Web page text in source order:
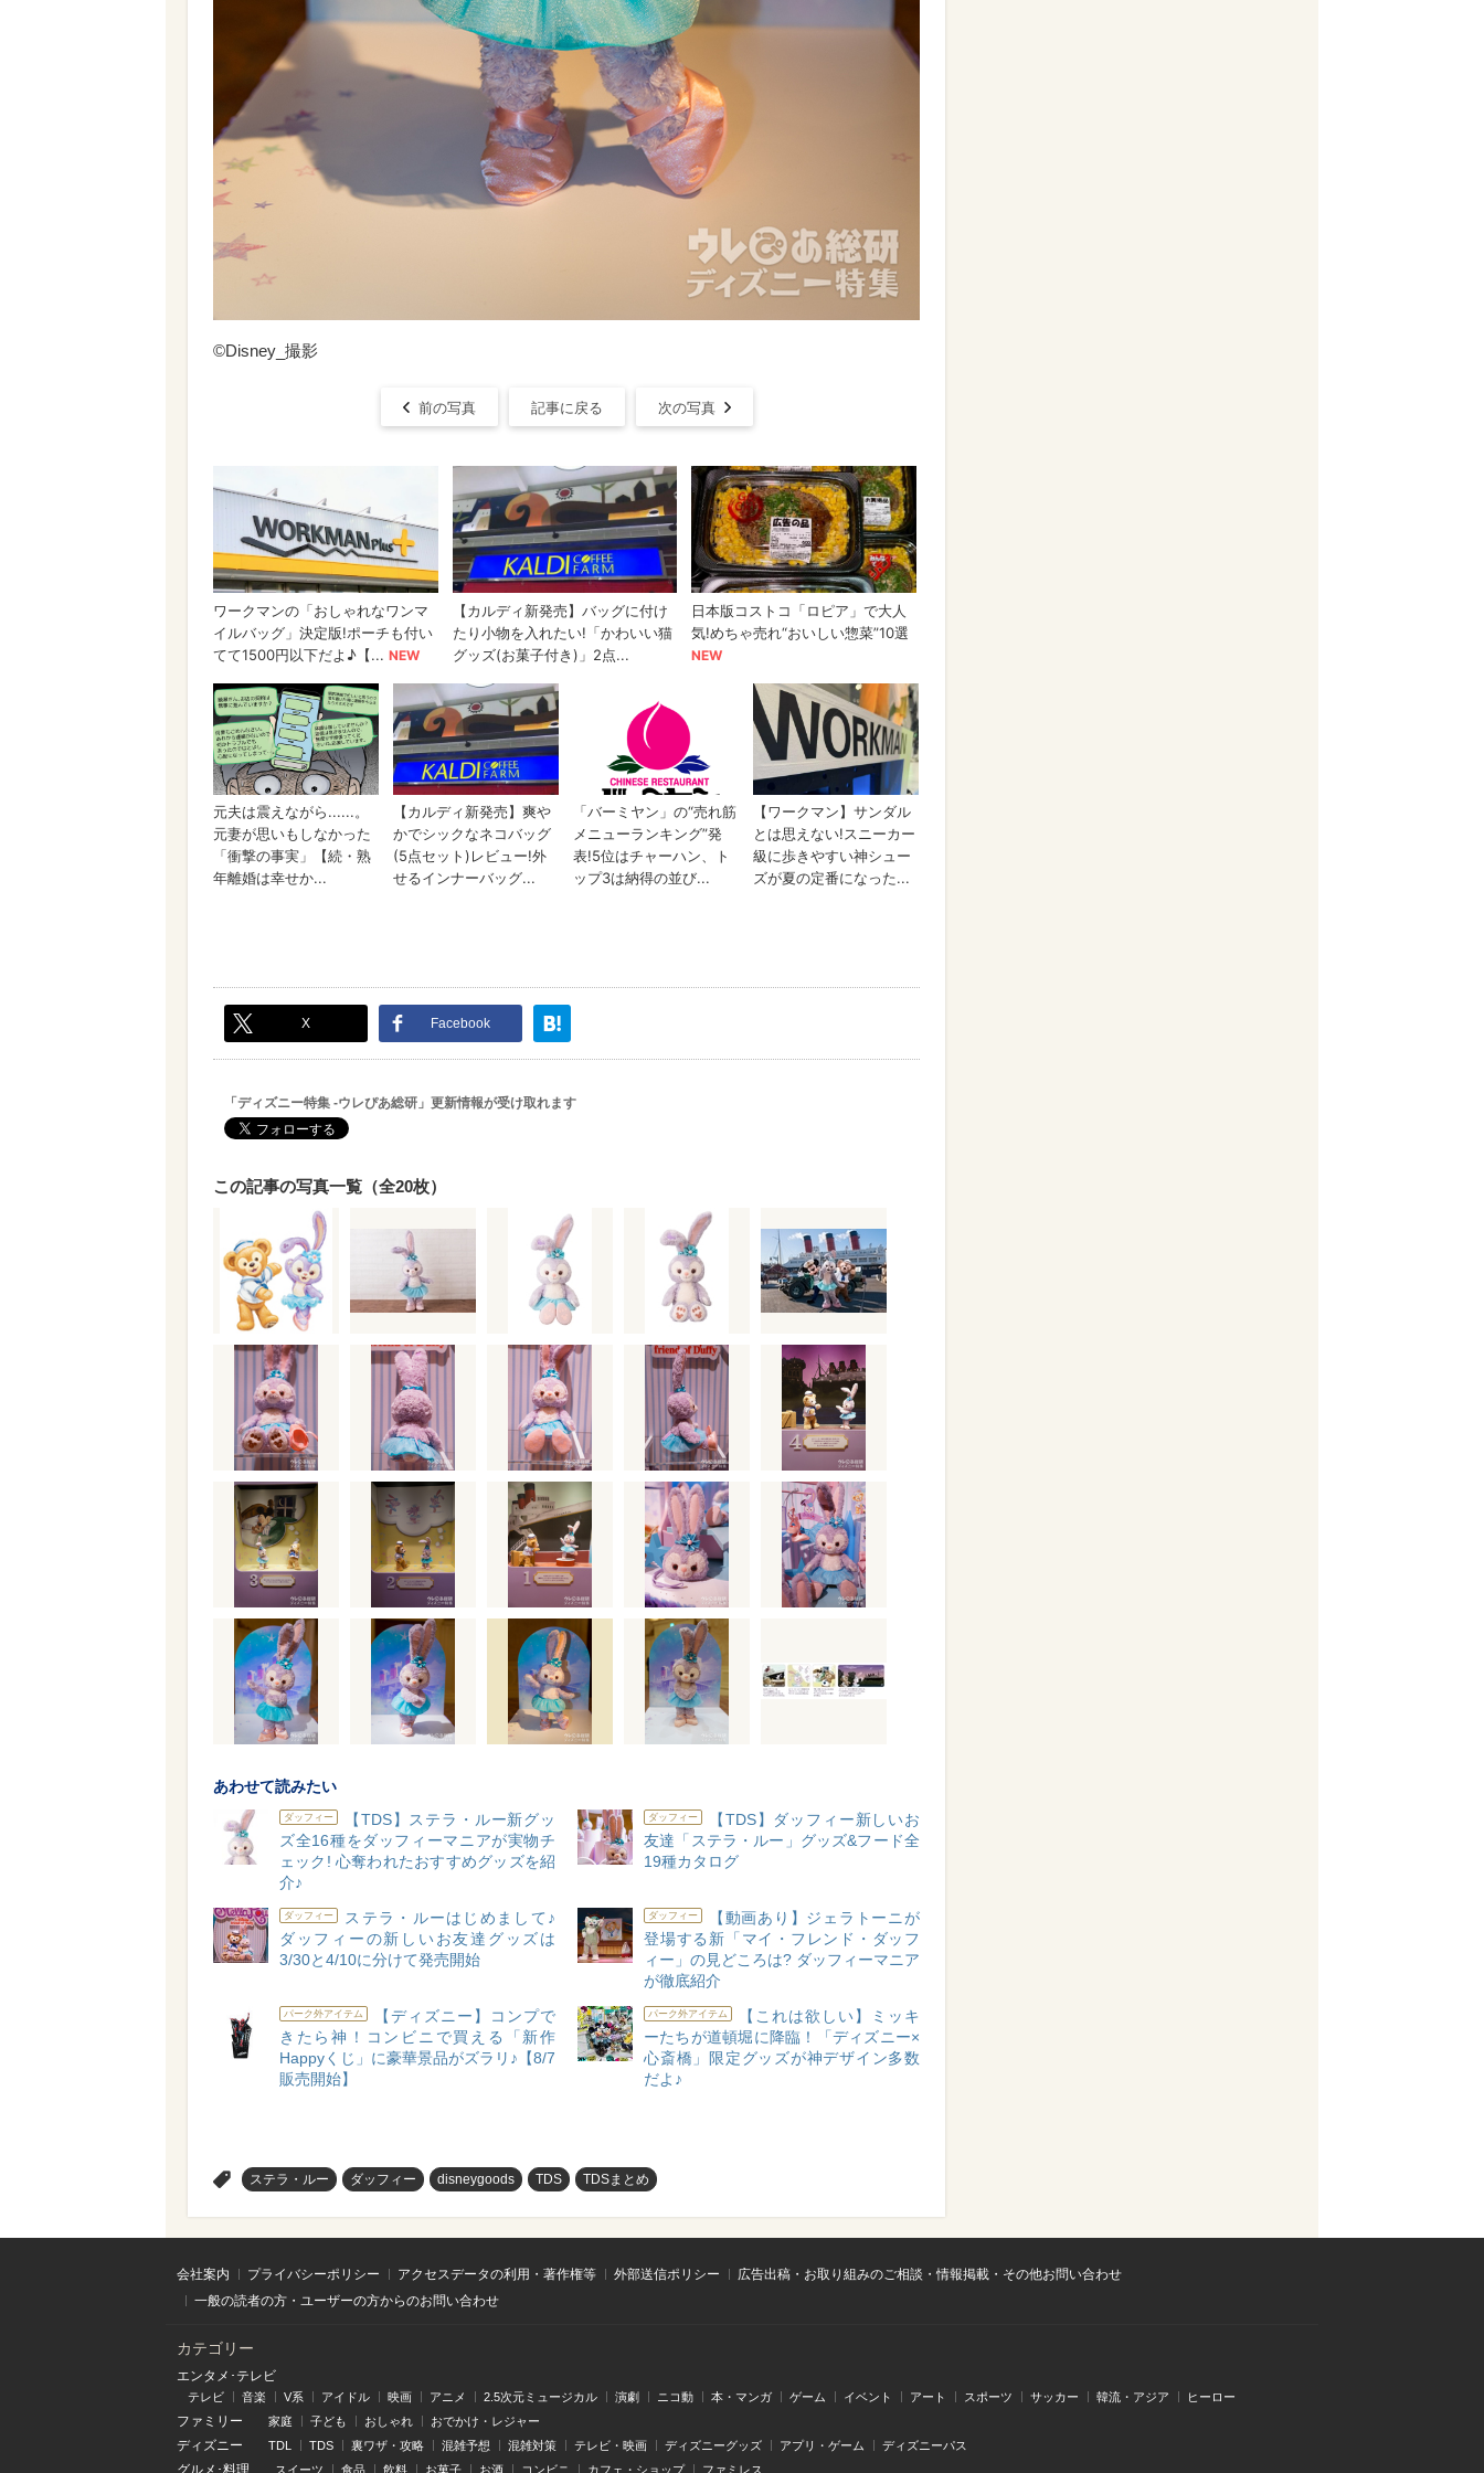
©Disney_撮影
前の写真 記事に戻る 次の写真
X Facebook
「ディズニー特集 -ウレぴあ総研」更新情報が受け取れます
この記事の写真一覧（全20枚）
あわせて読みたい
ダッフィー
【TDS】ステラ・ルー新グッ
ズ全16種をダッフィーマニアが実物チ
ェック! 心奪われたおすすめグッズを紹
介♪
ダッフィー
【TDS】ダッフィー新しいお
友達「ステラ・ルー」グッズ&フード全
19種カタログ
ダッフィー
ステラ・ルーはじめまして♪
ダッフィーの新しいお友達グッズは
3/30と4/10に分けて発売開始
ダッフィー
【動画あり】ジェラトーニが
登場する新「マイ・フレンド・ダッフ
ィー」の見どころは? ダッフィーマニア
が徹底紹介
パーク外アイテム
【ディズニー】コンプで
きたら神！コンビニで買える「新作
Happyくじ」に豪華景品がズラリ♪【8/7
販売開始】
パーク外アイテム
【これは欲しい】ミッキ
ーたちが道頓堀に降臨！「ディズニー×
心斎橋」限定グッズが神デザイン多数
だよ♪
ステラ・ルー ダッフィー disneygoods TDS TDSまとめ
会社案内 プライバシーポリシー アクセスデータの利用・著作権等 外部送信ポリシー
広告出稿・お取り組みのご相談・情報掲載・その他お問い合わせ
一般の読者の方・ユーザーの方からのお問い合わせ
カテゴリー
エンタメ･テレビ
テレビ 音楽 V系 アイドル 映画 アニメ 2.5次元ミュージカル 演劇 ニコ動 本・マンガ ゲーム イベント アート スポーツ サッカー 韓流・アジア ヒーロー
ファミリー 家庭 子ども おしゃれ おでかけ・レジャー
ディズニー TDL TDS 裏ワザ・攻略 混雑予想 混雑対策 テレビ・映画 ディズニーグッズ アプリ・ゲーム ディズニーパス
グルメ･料理 スイーツ 食品 飲料 お菓子 お酒 コンビニ カフェ・ショップ ファミレス